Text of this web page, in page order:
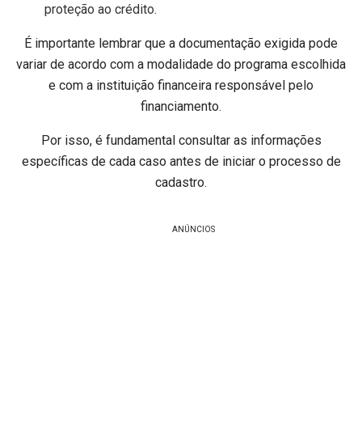
proteção ao crédito.
É importante lembrar que a documentação exigida pode
variar de acordo com a modalidade do programa escolhida
e com a instituição financeira responsável pelo
financiamento.
Por isso, é fundamental consultar as informações
específicas de cada caso antes de iniciar o processo de
cadastro.
ANÚNCIOS